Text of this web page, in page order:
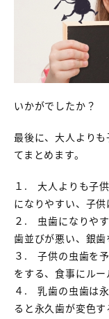
いかがでしたか？
最後に、大人より
てまとめます。
１. 大人よりも子
になりやすい、子
２. 虫歯になりや
歯並びが悪い、銀歯
３. 子供の虫歯を
をする、食事にル
４. 乳歯の虫歯は
ると永久歯が変色す